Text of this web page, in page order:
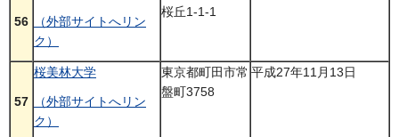
56
（外部サイトへリン
ク）
桜丘1-1-1
57
桜美林大学
（外部サイトへリン
ク）
東京都町田市常
盤町3758
平成27年11月13日